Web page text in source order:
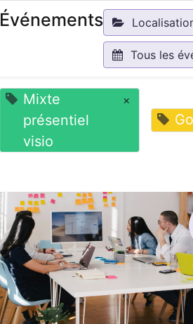
Événements
Tous les
Mixte
présentiel
visio
×